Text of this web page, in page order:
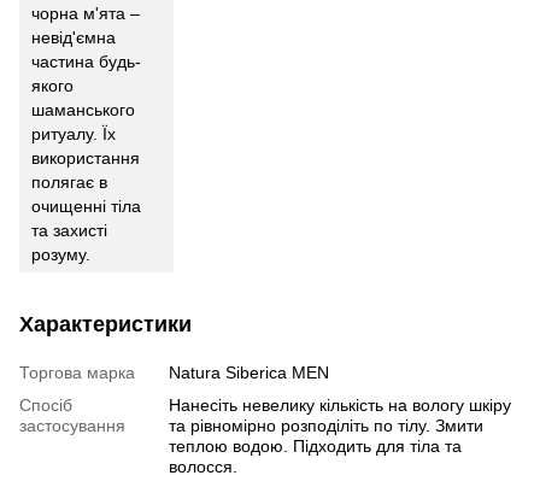
чорна м'ята –
невід'ємна
частина будь-
якого
шаманського
ритуалу. Їх
використання
полягає в
очищенні тіла
та захисті
розуму.
Характеристики
Торгова марка
Natura Siberica MEN
Спосіб
застосування
Нанесіть невелику кількість на вологу шкіру
та рівномірно розподіліть по тілу. Змити
теплою водою. Підходить для тіла та
волосся.